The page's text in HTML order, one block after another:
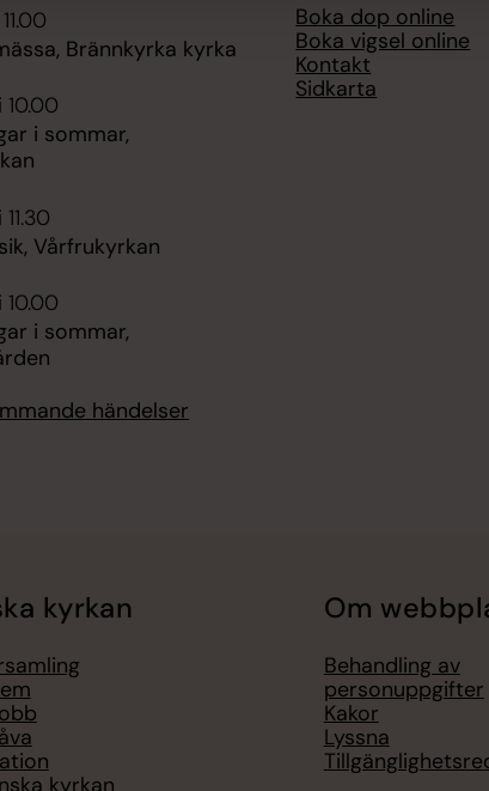
Brännkyrka kyrka
10.00
i sommar,
Vårfrukyrkan
10.00
i sommar,
händelser
Boka dop online
Boka vigsel online
Kontakt
Sidkarta
kyrkan Om
Behandling av
personuppgifter
Kakor
Lyssna